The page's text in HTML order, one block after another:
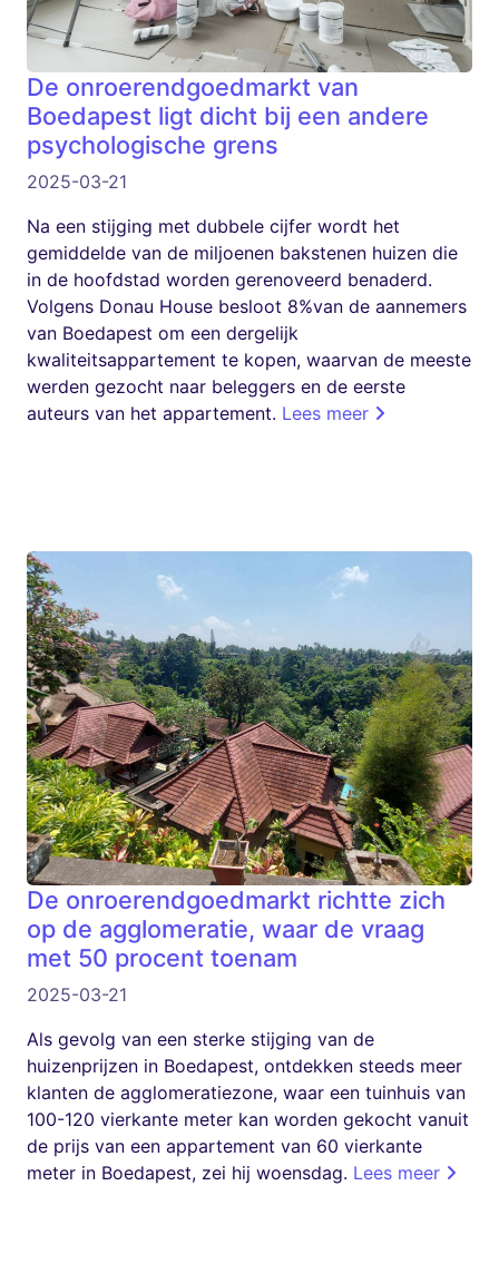
De onroerendgoedmarkt van
Boedapest ligt dicht bij een andere
psychologische grens
2025-03-21
Na een stijging met dubbele cijfer wordt het
gemiddelde van de miljoenen bakstenen huizen die
in de hoofdstad worden gerenoveerd benaderd.
Volgens Donau House besloot 8%van de aannemers
van Boedapest om een ​​dergelijk
kwaliteitsappartement te kopen, waarvan de meeste
werden gezocht naar beleggers en de eerste
auteurs van het appartement. Lees meer
De onroerendgoedmarkt richtte zich
op de agglomeratie, waar de vraag
met 50 procent toenam
2025-03-21
Als gevolg van een sterke stijging van de
huizenprijzen in Boedapest, ontdekken steeds meer
klanten de agglomeratiezone, waar een tuinhuis van
100-120 vierkante meter kan worden gekocht vanuit
de prijs van een appartement van 60 vierkante
meter in Boedapest, zei hij woensdag. Lees meer